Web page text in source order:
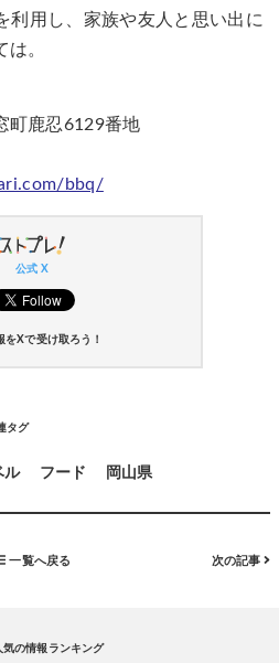
利用し、家族や友人と思い出に
。
町鹿忍6129番地
bbq/
公式 X
をXで受け取ろう！
タグ
ル フード 岡山県
一覧へ戻る 次の記事
気の情報ランキング